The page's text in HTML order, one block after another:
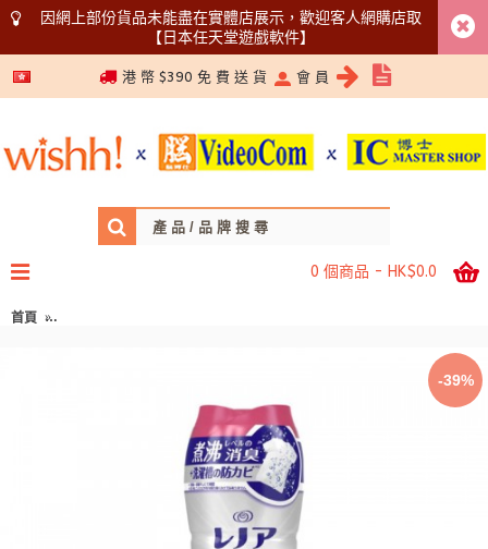
因網上部份貨品未能盡在實體店展示，歡迎客人網購店取
【日本任天堂遊戲軟件】
5366 1340
港 幣 $390 免 費 送 貨 會 員
0 個商品 - HK$0.0
首頁 P&G Lenor Happiness 超消臭抗菌柔順香氛珠 490ml 清新花香 162-1070
-39%